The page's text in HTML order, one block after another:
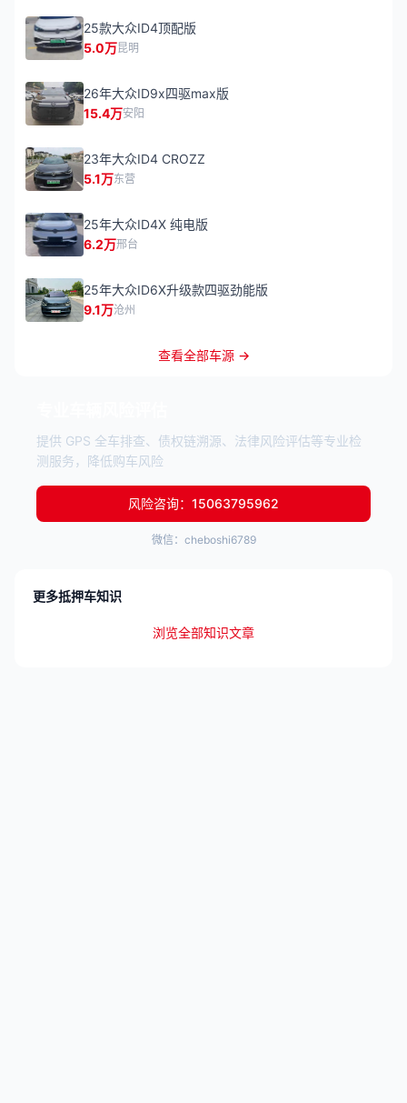
25款大众ID4顶配版
5.0万昆明
26年大众ID9x四驱max版
15.4万安阳
23年大众ID4 CROZZ
5.1万东营
25年大众ID4X 纯电版
6.2万邢台
25年大众ID6X升级款四驱劲能版
9.1万沧州
查看全部车源 →
提供 GPS 全车排查、债权链溯源、法律风险评估等专业检
测服务，降低购车风险
风险咨询：15063795962
微信：cheboshi6789
更多抵押车知识
浏览全部知识文章